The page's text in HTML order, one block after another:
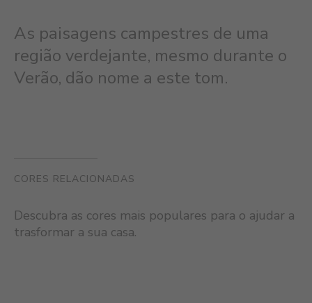
As paisagens campestres de uma
região verdejante, mesmo durante o
Verão, dão nome a este tom.
CORES RELACIONADAS
Descubra as cores mais populares para o ajudar a
trasformar a sua casa.